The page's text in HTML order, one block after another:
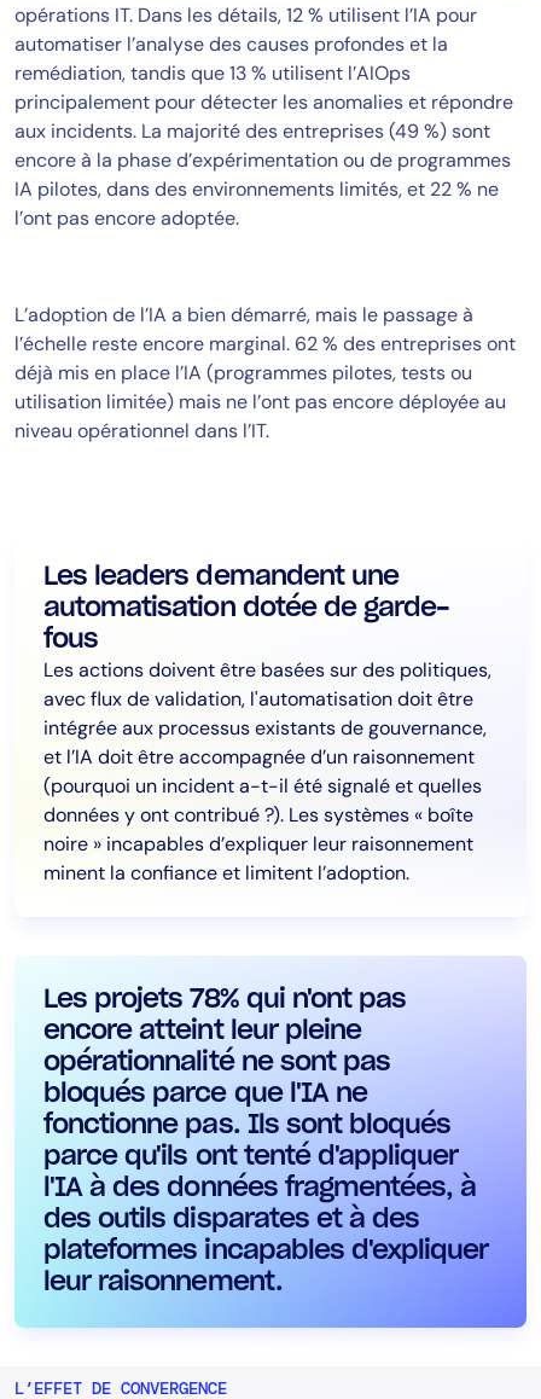
opérations IT. Dans les détails, 12 % utilisent l’IA pour
automatiser l’analyse des causes profondes et la
remédiation, tandis que 13 % utilisent l’AIOps
principalement pour détecter les anomalies et répondre
aux incidents. La majorité des entreprises (49 %) sont
encore à la phase d’expérimentation ou de programmes
IA pilotes, dans des environnements limités, et 22 % ne
l’ont pas encore adoptée.
L’adoption de l’IA a bien démarré, mais le passage à
l’échelle reste encore marginal. 62 % des entreprises ont
déjà mis en place l’IA (programmes pilotes, tests ou
utilisation limitée) mais ne l’ont pas encore déployée au
niveau opérationnel dans l’IT.
Les leaders demandent une
automatisation dotée de garde-
fous
Les actions doivent être basées sur des politiques,
avec flux de validation, l'automatisation doit être
intégrée aux processus existants de gouvernance,
et l’IA doit être accompagnée d’un raisonnement
(pourquoi un incident a-t-il été signalé et quelles
données y ont contribué ?). Les systèmes « boîte
noire » incapables d’expliquer leur raisonnement
minent la confiance et limitent l’adoption.
Les projets 78% qui n'ont pas
encore atteint leur pleine
opérationnalité ne sont pas
bloqués parce que l'IA ne
fonctionne pas. Ils sont bloqués
parce qu'ils ont tenté d'appliquer
l'IA à des données fragmentées, à
des outils disparates et à des
plateformes incapables d'expliquer
leur raisonnement.
L’EFFET DE CONVERGENCE